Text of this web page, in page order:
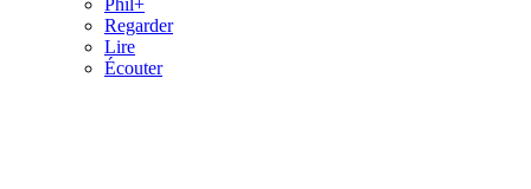
Regarder
Lire
Écouter